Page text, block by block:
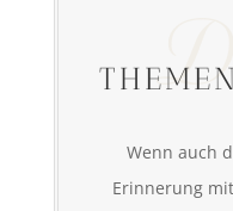
Wenn auch
Erinnerung